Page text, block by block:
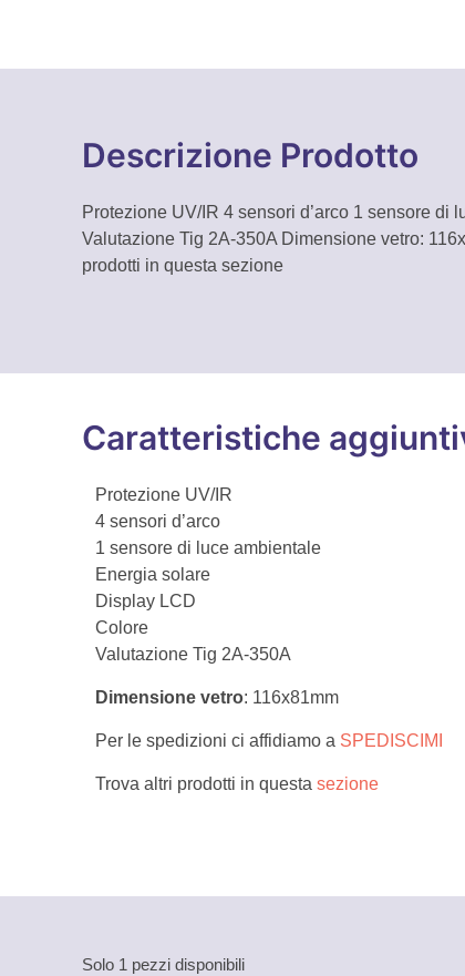
Descrizione Prodotto
Protezione UV/IR 4 sensori d’arco 1 sensore
Valutazione Tig 2A-350A Dimensione vetro:
prodotti in questa sezione
Caratteristiche
Protezione UV/IR
4 sensori d’arco
1 sensore di luce ambientale
Energia solare
Display LCD
Colore
Valutazione Tig 2A-350A
Dimensione vetro: 116x81mm
Per le spedizioni ci affidiamo a SPEDISCIMI
Trova altri prodotti in questa sezione
Solo 1 pezzi disponibili